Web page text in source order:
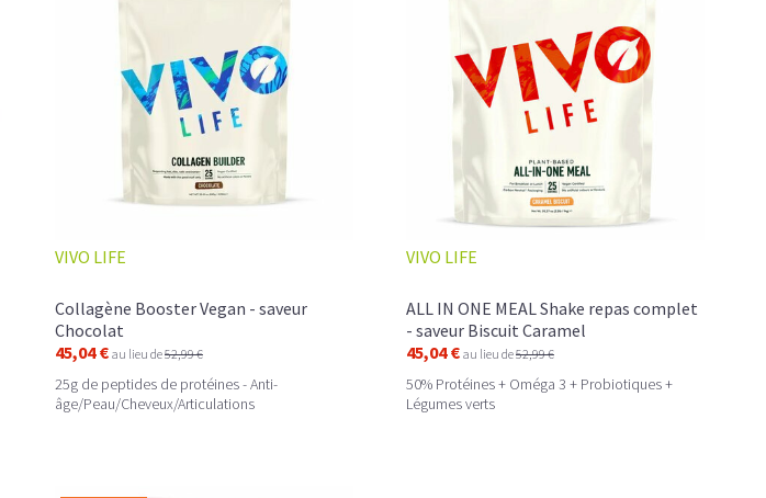
VIVO LIFE
Collagène Booster Vegan - saveur
Chocolat
45,04 € au lieu de52,99 €
25g de peptides de protéines - Anti-
âge/Peau/Cheveux/Articulations
VIVO LIFE
ALL IN ONE MEAL Shake repas complet
- saveur Biscuit Caramel
45,04 € au lieu de52,99 €
50% Protéines + Oméga 3 + Probiotiques +
Légumes verts